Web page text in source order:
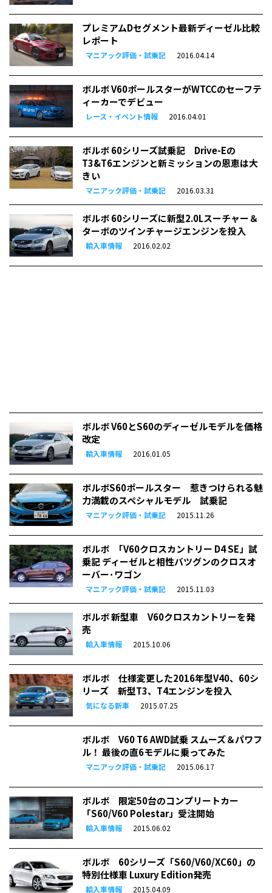
プレミアムDセグメント最新ディーゼル比較
レポート
マニアック評価・試乗記 2016.04.14
ボルボ V60ポールスターがWTCCのセーフテ
ィーカーでデビュー
レース・イベント情報 2016.04.01
ボルボ 60シリーズ試乗記 Drive-Eの
T3&T6エンジンと新ミッションの恩恵は大
きい
マニアック評価・試乗記 2016.03.31
ボルボ 60シリーズに新型2.0Lスーチャー＆
ターボのツインチャージエンジンを投入
輸入車情報 2016.02.02
ボルボ V60とS60のディーゼルモデルを価格
改定
輸入車情報 2016.01.05
ボルボS60ポールスター 惹きつけられる魅
力満載のスペシャルモデル 試乗記
マニアック評価・試乗記 2015.11.26
ボルボ ｢V60クロスカントリー D4 SE」試
乗記 ディーゼルと相性バツグンのクロスオ
ーバー･ワゴン
マニアック評価・試乗記 2015.11.03
ボルボ 新型車 V60クロスカントリーを発
売
輸入車情報 2015.10.06
ボルボ 仕様変更した2016年型V40、60シ
リーズ 新型T3、T4エンジンを投入
気になる新車 2015.07.25
ボルボ V60 T6 AWD試乗 スムーズ＆パワフ
ル！ 最後の直6モデルに乗ってみた
マニアック評価・試乗記 2015.06.17
ボルボ 限定50台のコンプリートカー
「S60/V60 Polestar」受注開始
輸入車情報 2015.06.02
ボルボ 60シリーズ「S60/V60/XC60」の
特別仕様車 Luxury Edition発売
輸入車情報 2015.04.09